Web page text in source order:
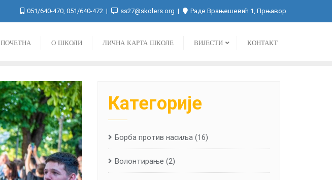
051/640-470, 051/640-472 ss27@skolers.org Раде Врањешевић 1, Прњавор
ПОЧЕТНА О ШКОЛИ ЛИЧНА КАРТА ШКОЛЕ ВИЈЕСТИ КОНТАКТ
Категорије
Борба против насиља (16)
Волонтирање (2)